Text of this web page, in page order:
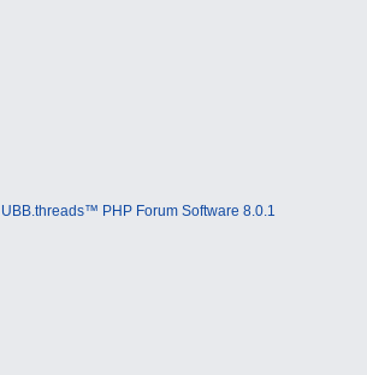
PHP Forum Software 8.0.1